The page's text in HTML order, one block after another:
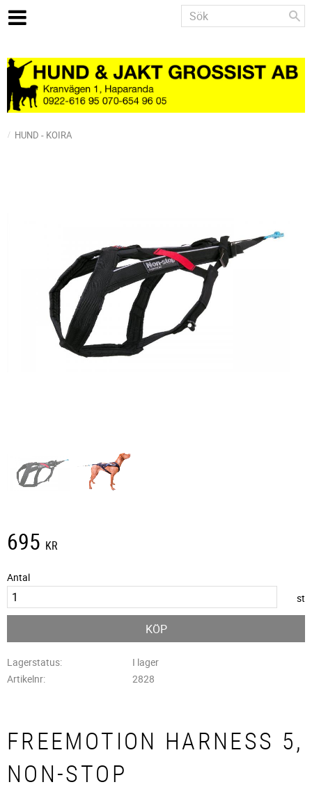
HUND - KOIRA
695 KR
Antal
st
KÖP
Lagerstatus
I lager
Artikelnr
2828
FREEMOTION HARNESS 5,
NON-STOP